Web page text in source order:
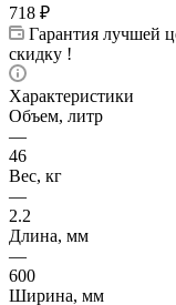
718 ₽
Гарантия лучшей
скидку !
Характеристики
Объем, литр
—
46
Вес, кг
—
2.2
Длина, мм
—
600
Ширина, мм